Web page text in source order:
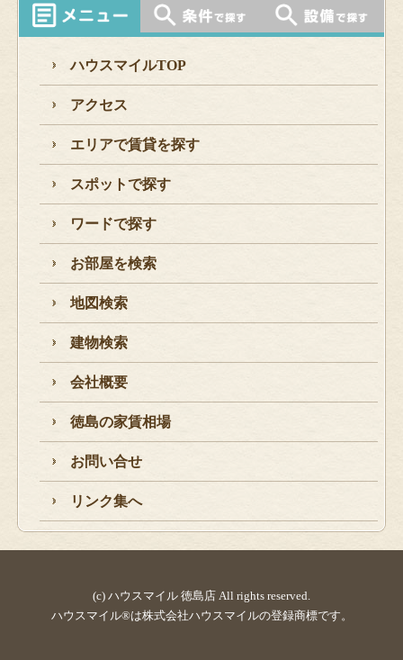
ハウスマイルTOP
アクセス
エリアで賃貸を探す
スポットで探す
ワードで探す
お部屋を検索
地図検索
建物検索
会社概要
徳島の家賃相場
お問い合せ
リンク集へ
(c) ハウスマイル 徳島店 All rights reserved.
ハウスマイル®は株式会社ハウスマイルの登録商標です。